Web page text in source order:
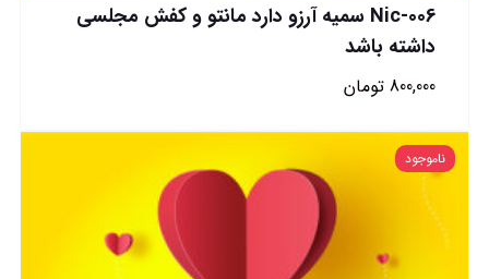
Nic-006 سمیه آرزو دارد مانتو و کفش مجلسی
داشته باشد
800,000 تومان
ناموجود